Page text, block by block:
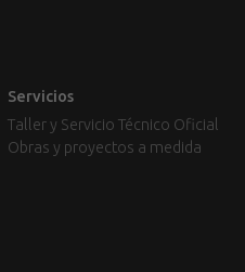
Servicios
Taller y Servicio Técnico Oficial
Obras y proyectos a medida